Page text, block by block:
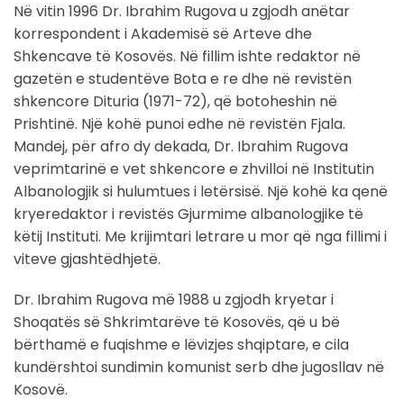
Në vitin 1996 Dr. Ibrahim Rugova u zgjodh anëtar
korrespondent i Akademisë së Arteve dhe
Shkencave të Kosovës. Në fillim ishte redaktor në
gazetën e studentëve Bota e re dhe në revistën
shkencore Dituria (1971-72), që botoheshin në
Prishtinë. Një kohë punoi edhe në revistën Fjala.
Mandej, për afro dy dekada, Dr. Ibrahim Rugova
veprimtarinë e vet shkencore e zhvilloi në Institutin
Albanologjik si hulumtues i letërsisë. Një kohë ka qenë
kryeredaktor i revistës Gjurmime albanologjike të
këtij Instituti. Me krijimtari letrare u mor që nga fillimi i
viteve gjashtëdhjetë.
Dr. Ibrahim Rugova më 1988 u zgjodh kryetar i
Shoqatës së Shkrimtarëve të Kosovës, që u bë
bërthamë e fuqishme e lëvizjes shqiptare, e cila
kundërshtoi sundimin komunist serb dhe jugosllav në
Kosovë.